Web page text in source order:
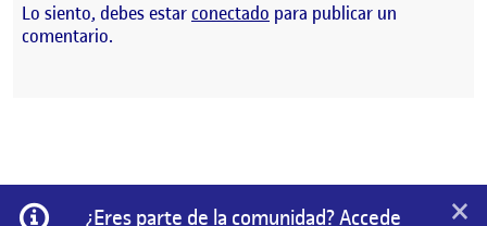
Lo siento, debes estarconectado para publicar un
comentario.
Información
¿Eres parte de la comunidad? Accede ×